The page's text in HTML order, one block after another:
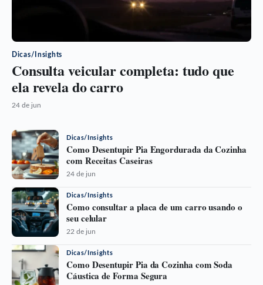
Dicas/Insights
Consulta veicular completa: tudo que
ela revela do carro
24 de jun
Dicas/Insights
Como Desentupir Pia Engordurada da Cozinha
com Receitas Caseiras
24 de jun
Dicas/Insights
Como consultar a placa de um carro usando o
seu celular
22 de jun
Dicas/Insights
Como Desentupir Pia da Cozinha com Soda
Cáustica de Forma Segura